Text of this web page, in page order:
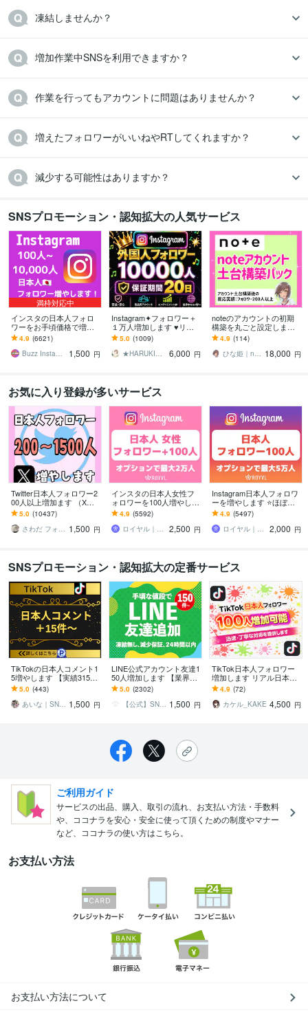
凍結しませんか？
増加作業中SNSを利用できますか？
作業を行ってもアカウントに問題はありませんか？
増えたフォロワーがいいねやRTしてくれますか？
減少する可能性はありますか？
SNSプロモーション・認知拡大の人気サービス
満枠対応中
インスタの日本人フォロ
ワーをお手頃価格で増や
します インスタ日本人フ
ォロワー100人～【高品質
✨お手頃価格❗】
4.9 (6621)
Buzz Insta【SNSマーケ】
1,500 円
Instagram✦フォロワー＋
１万人増加します ♥リー
ル再生回数３００００回
おまけ付き♥インスタ１０
０００人
5.0 (1009)
★HARUKI★SNS集客サポート
6,000 円
noteのアカウントの初期
構築を丸ごと設定します
面倒な設定一式対応｜ア
カウント初期構築＆土台
設計パック
4.9 (114)
ひな姫｜note大学運営｜収益化運用支援 18,000 円
お気に入り登録が多いサービス
Twitter日本人フォロワー2
00人以上増加ます （X）
日本人のアクティブ フォ
ロワーを増やします。
5.0 (10437)
さわだ フォロワー31万人 1,500 円
インスタの日本人女性フ
ォロワーを100人増やしま
す ⭐️12月最新版・最大2万
人・Instagram⭐️
4.9 (5592)
ロイヤル｜SNSフォロワーサポート
2,500 円
Instagram日本人フォロワ
ーを増やします ⭐️ほぼ減
少なし・+100人～最大5万
人⭐️
4.9 (5497)
ロイヤル｜SNSフォロワーサポート
2,000 円
SNSプロモーション・認知拡大の定番サービス
TikTokの日本人コメント1
5増やします 【実績3150
件以上】コメント指定可
能／減少保証有り
5.0 (443)
あいな｜SNS集客のお手伝い 1,500 円
LINE公式アカウント友達1
50人増加します 【業界最
安値に挑戦】安さ・品
質・納期スピードも負け
ません‼
5.0 (2302)
【公式】SNSサポート 1,500 円
TikTok日本人フォロワー
増加します リアル日本人
フォロワー100名増加！！
4.9 (72)
カケル_KAKE 4,500 円
ご利用ガイド
サービスの出品、購入、取引の流れ、お支払い方法・手数料
や、ココナラを安心・安全に使って頂くための制度やマナー
など、ココナラの使い方はこちら。
お支払い方法
お支払い方法について